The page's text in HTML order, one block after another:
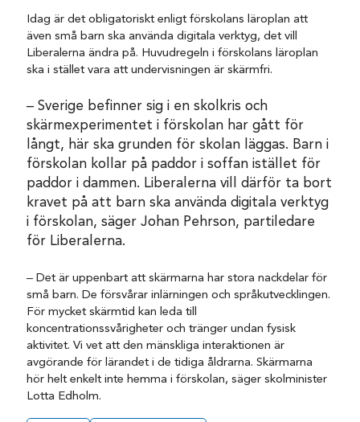
Idag är det obligatoriskt enligt förskolans läroplan att
även små barn ska använda digitala verktyg, det vill
Liberalerna ändra på. Huvudregeln i förskolans läroplan
ska i stället vara att undervisningen är skärmfri.
– Sverige befinner sig i en skolkris och
skärmexperimentet i förskolan har gått för
långt, här ska grunden för skolan läggas. Barn i
förskolan kollar på paddor i soffan istället för
paddor i dammen. Liberalerna vill därför ta bort
kravet på att barn ska använda digitala verktyg
i förskolan, säger Johan Pehrson, partiledare
för Liberalerna.
– Det är uppenbart att skärmarna har stora nackdelar för
små barn. De försvårar inlärningen och språkutvecklingen.
För mycket skärmtid kan leda till
koncentrationssvårigheter och tränger undan fysisk
aktivitet. Vi vet att den mänskliga interaktionen är
avgörande för lärandet i de tidiga åldrarna. Skärmarna
hör helt enkelt inte hemma i förskolan, säger skolminister
Lotta Edholm.